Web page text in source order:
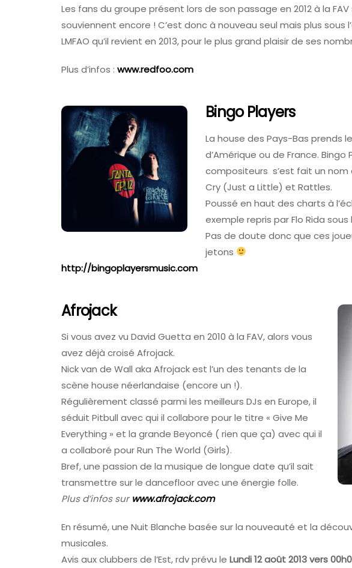
Les fans du groupe présent lors de son passage en 2012 à la FAV
souviennent encore ! C’est donc à nouveau seul mais plus sous
LMFAO qu’il revient en 2013, pour le plus grand plaisir de ses
Plus d’infos : www.redfoo.com
Bingo Players
La house des Pays-Bas prends
d’Amérique ou de France.
compositeurs s’est fait un
Cry (Just a Little) et Rattles.
Poussé en haut des charts à
exemple repris par Flo Rida sous
Pas de doute donc que ces
jetons
http://bingoplayersmusic.com
Afrojack
Si vous avez vu David Guetta en 2010 à la FAV, alors vous
avez déjà croisé Afrojack.
Nick van de Wall aka Afrojack est l’un des tenants de la
scène house néerlandaise (encore un !).
Régulièrement classé parmi les meilleurs DJs en Europe, il
séduit Pitbull avec qui il collabore pour le titre « Give Me
Everything » et la grande Beyoncé ( rien que ça) avec qui il
a collaboré pour Run The World (Girls).
Bref, une passion de la musique de longue date qu’il sait
transmettre sur le dancefloor avec une énergie folle.
Plus d’infos sur www.afrojack.com
En résumé, une Nuit Blanche basée sur la nouveauté et la
musicales.
Avis aux clubbers de l’Est, rdv prévu le Lundi 12 août 2013 vers